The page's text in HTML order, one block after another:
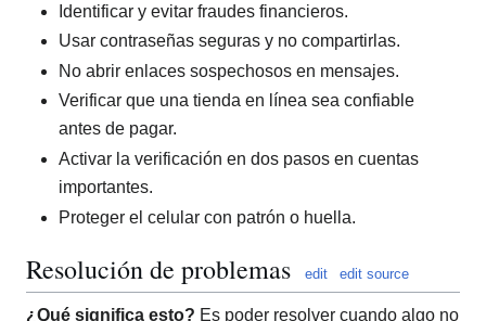
Identificar y evitar fraudes financieros.
Usar contraseñas seguras y no compartirlas.
No abrir enlaces sospechosos en mensajes.
Verificar que una tienda en línea sea confiable
antes de pagar.
Activar la verificación en dos pasos en cuentas
importantes.
Proteger el celular con patrón o huella.
Resolución de problemas edit edit source
¿Qué significa esto? Es poder resolver cuando algo no